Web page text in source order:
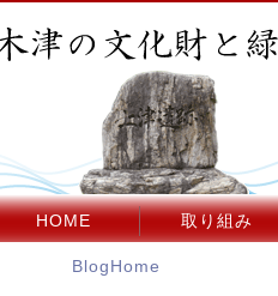
HOME 取り組み
BlogHome